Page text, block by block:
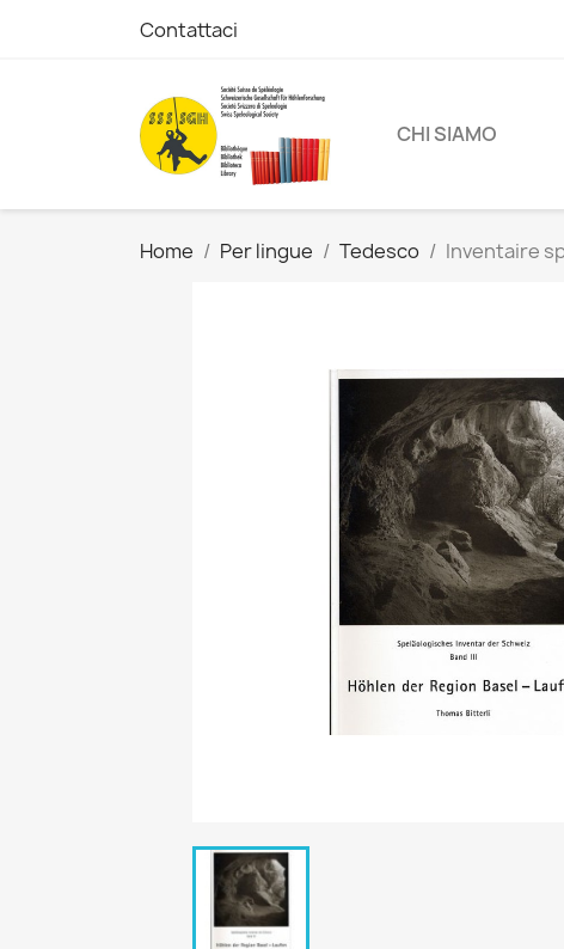
Contattaci
CHI SIAMO
Home Per lingue Tedesco Inventaire